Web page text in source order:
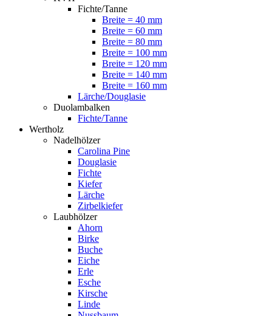
Fichte/Tanne
Breite = 40 mm
Breite = 60 mm
Breite = 80 mm
Breite = 100 mm
Breite = 120 mm
Breite = 140 mm
Breite = 160 mm
Lärche/Douglasie
Duolambalken
Fichte/Tanne
Wertholz
Nadelhölzer
Carolina Pine
Douglasie
Fichte
Kiefer
Lärche
Zirbelkiefer
Laubhölzer
Ahorn
Birke
Buche
Eiche
Erle
Esche
Kirsche
Linde